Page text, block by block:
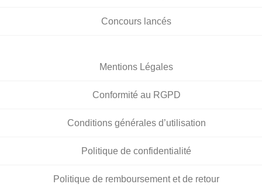
Concours lancés
Mentions Légales
Conformité au RGPD
Conditions générales d’utilisation
Politique de confidentialité
Politique de remboursement et de retour